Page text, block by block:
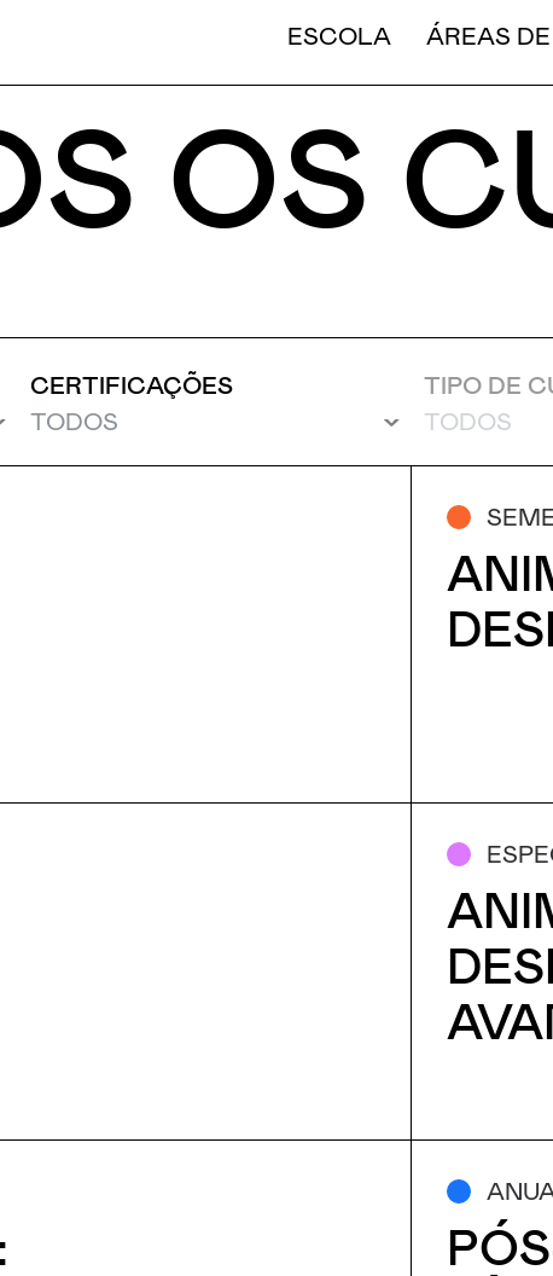
ESCOLA ÁREAS
OS
CERTIFICAÇÕES TIPO DE